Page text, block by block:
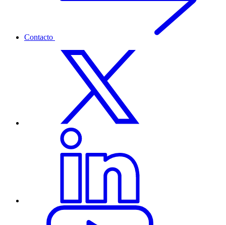
Contacto